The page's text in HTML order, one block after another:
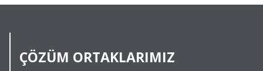
ÇÖZÜM ORTAKLARIMIZ